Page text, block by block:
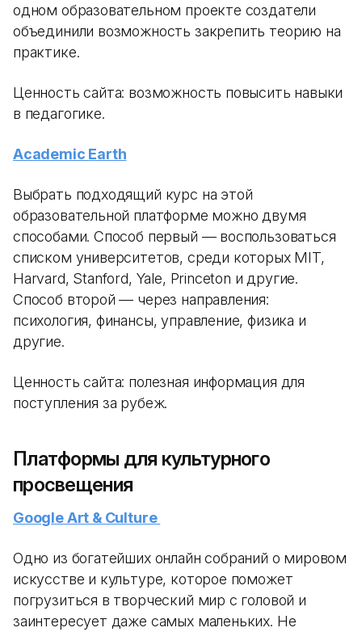
одном образовательном проекте создатели
объединили возможность закрепить теорию на
практике.
Ценность сайта: возможность повысить навыки
в педагогике.
Academic Earth
Выбрать подходящий курс на этой
образовательной платформе можно двумя
способами. Способ первый — воспользоваться
списком университетов, среди которых MIT,
Harvard, Stanford, Yale, Princeton и другие.
Способ второй — через направления:
психология, финансы, управление, физика и
другие.
Ценность сайта: полезная информация для
поступления за рубеж.
Платформы для культурного
просвещения
Google Art & Culture
Одно из богатейших онлайн собраний о мировом
искусстве и культуре, которое поможет
погрузиться в творческий мир с головой и
заинтересует даже самых маленьких. Не